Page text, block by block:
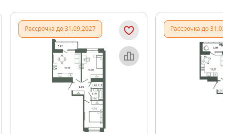
Рассрочка до 31.09.2027
Объект месяца
Рассрочка до